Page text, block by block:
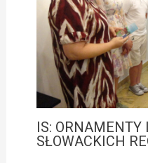
IS: ORNAMENTY
SŁOWACKICH